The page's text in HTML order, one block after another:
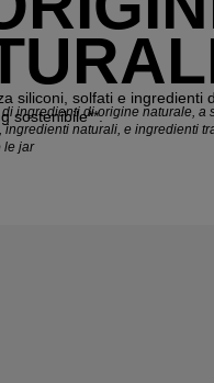
siliconi, solfati e ingredienti
sostenibile**.
ingredienti di origine naturale, a
ingredienti naturali, e ingredienti
le jar